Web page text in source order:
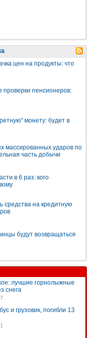
цен на продукты: что
проверки пенсионеров:
монету: будет в
массированных ударов по
часть добычи
в 6 раз: кого
средства на кредитную
будут возвращаться
лучшие горнолыжные
снега
и грузовик, погибли 13